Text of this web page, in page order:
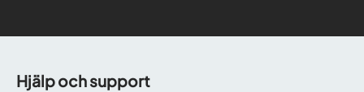
Hjälp och support